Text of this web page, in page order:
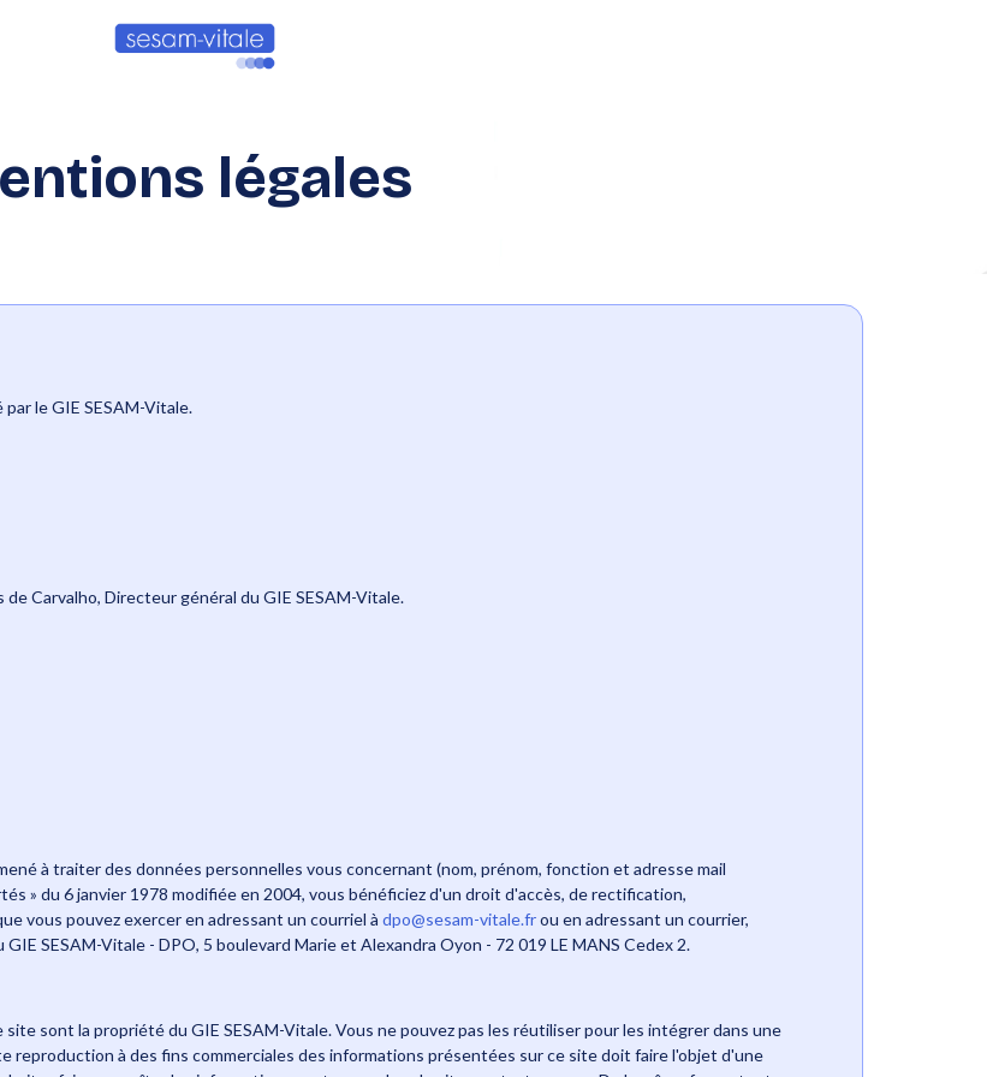
légales
le GIE SESAM-Vitale.
Carvalho, Directeur général du GIE SESAM-Vitale.
à traiter des données personnelles vous concernant (nom, prénom, fonction et adresse mail
» du 6 janvier 1978 modifiée en 2004, vous bénéficiez d'un droit d'accès, de rectification,
vous pouvez exercer en adressant un courriel àdpo@sesam-vitale.frou en adressant un courrier,
SESAM-Vitale - DPO, 5 boulevard Marie et Alexandra Oyon - 72 019 LE MANS Cedex 2.
sont la propriété du GIE SESAM-Vitale. Vous ne pouvez pas les réutiliser pour les intégrer dans une
à des fins commerciales des informations présentées sur ce site doit faire l'objet d'une